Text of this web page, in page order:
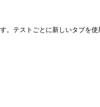
テストごとに新しいタブを使